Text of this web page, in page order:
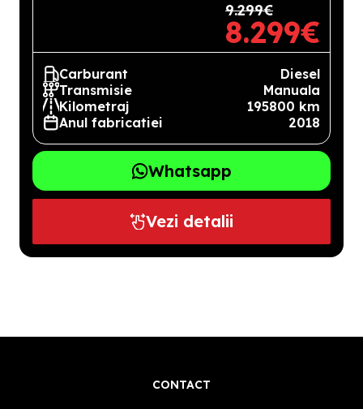
9.299€
8.299€
Carburant
Diesel
Transmisie
Manuala
Kilometraj
195800 km
Anul fabricatiei
2018
Whatsapp
Vezi detalii
CONTACT